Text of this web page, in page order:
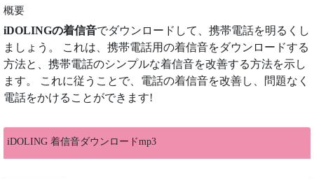
概要
iDOLINGの着信音でダウンロードして、携帯電話を明るくし
ましょう。 これは、携帯電話用の着信音をダウンロードする
方法と、携帯電話のシンプルな着信音を改善する方法を示し
ます。 これに従うことで、電話の着信音を改善し、問題なく
電話をかけることができます!
iDOLING 着信音ダウンロードmp3